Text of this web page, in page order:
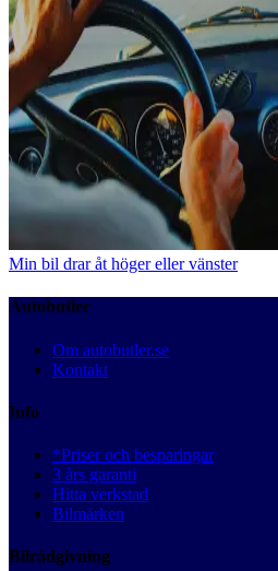
Min bil drar åt höger eller vänster
Autobutler
Om autobutler.se
Kontakt
Info
*Priser och besparingar
3 års garanti
Hitta verkstad
Bilmärken
Bilrådgivning